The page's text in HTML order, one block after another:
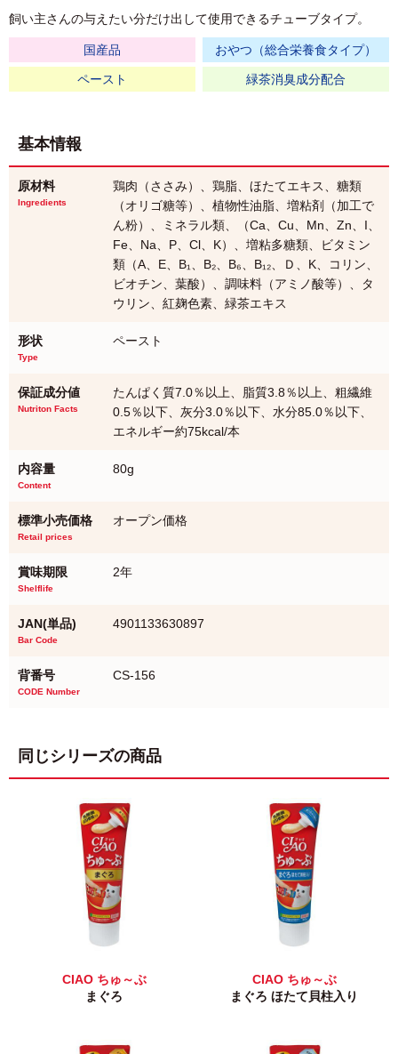
飼い主さんの与えたい分だけ出して使用できるチューブタイプ。
国産品 おやつ（総合栄養食タイプ）
ペースト 緑茶消臭成分配合
基本情報
原材料
Ingredients
鶏肉（ささみ）、鶏脂、ほたてエキス、糖類
（オリゴ糖等）、植物性油脂、増粘剤（加工で
ん粉）、ミネラル類、（Ca、Cu、Mn、Zn、I、
Fe、Na、P、Cl、K）、増粘多糖類、ビタミン
類（A、E、B₁、B₂、B₆、B₁₂、Ｄ、K、コリン、
ビオチン、葉酸）、調味料（アミノ酸等）、タ
ウリン、紅麹色素、緑茶エキス
形状
Type
ペースト
保証成分値
Nutriton Facts
たんぱく質7.0％以上、脂質3.8％以上、粗繊維
0.5％以下、灰分3.0％以下、水分85.0％以下、
エネルギー約75kcal/本
内容量
Content
80g
標準小売価格
Retail prices
オープン価格
賞味期限
Shelflife
2年
JAN(単品)
Bar Code
4901133630897
背番号
CODE Number
CS-156
同じシリーズの商品
CIAO ちゅ～ぶ
まぐろ
CIAO ちゅ～ぶ
まぐろ ほたて貝柱入り